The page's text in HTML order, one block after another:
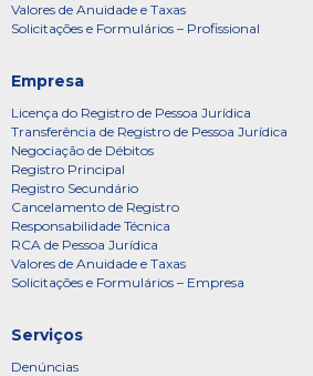
Valores de Anuidade e Taxas
Solicitações e Formulários – Profissional
Empresa
Licença do Registro de Pessoa Jurídica
Transferência de Registro de Pessoa Jurídica
Negociação de Débitos
Registro Principal
Registro Secundário
Cancelamento de Registro
Responsabilidade Técnica
RCA de Pessoa Jurídica
Valores de Anuidade e Taxas
Solicitações e Formulários – Empresa
Serviços
Denúncias